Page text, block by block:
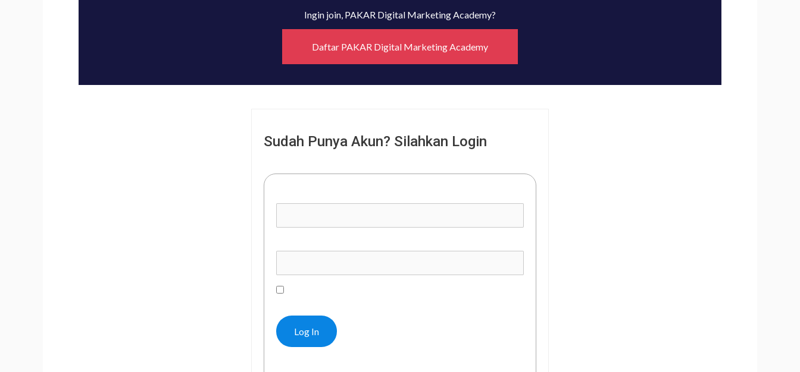
Ingin join, PAKAR Digital Marketing Academy?
Daftar PAKAR Digital Marketing Academy
Sudah Punya Akun? Silahkan Login